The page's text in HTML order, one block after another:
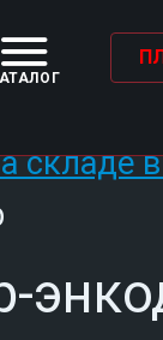
складе